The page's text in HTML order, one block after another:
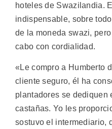
hoteles de Swazilandia.
indispensable, sobre
de la moneda swazi,
cabo con cordialidad.
«Le compro a Humberto
cliente seguro, él ha
plantadores se dediquen
castañas. Yo les
sostuvo el intermediario,